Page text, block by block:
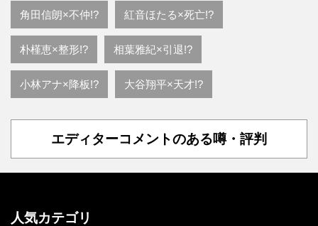
角田信朗×不仲!? 紅音ほたる×死亡!?
朴槿恵×整形!? 相葉雅紀×引退!?
小林アナ×降板!? 大谷翔平×天才!?
エディターコメントのある噂・評判
人気カテゴリ